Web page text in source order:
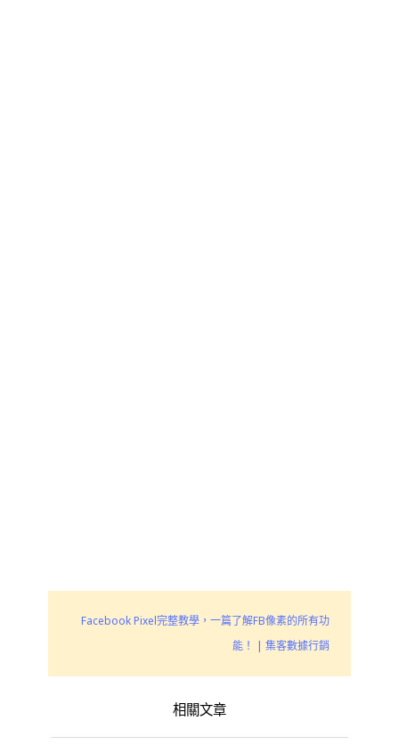
Facebook Pixel完整教學，一篇了解FB像素的所有功
能！ | 集客數據行銷
相關文章